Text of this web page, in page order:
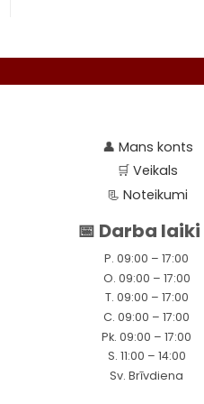
the
👤 Mans konts
🛒Veikals
📃Noteikumi
📅 Darba laiki
P. 09:00 – 17:00
O. 09:00 – 17:00
T. 09:00 – 17:00
C. 09:00 – 17:00
Pk. 09:00 – 17:00
S. 11:00 – 14:00
Sv. Brīvdiena